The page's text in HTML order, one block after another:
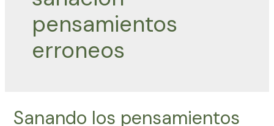
pensamientos
erroneos
Sanando los pensamientos